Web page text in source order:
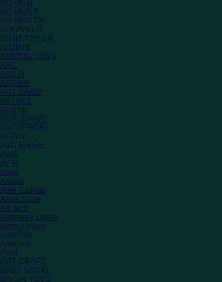
AO xIN R
AO xING R
AO xING TM
AOHANG R
AOJIA TOYS R
AOJIANI
AOMEISI TOYS
APC
AQY R
ARRMA
ART SAND
ASTREL
AUSINI
AUTODRIVE
AUTOPROFI
AUTree
AVD Models
AWG
AY R
Align
Amass
Aole Gainian
Aqua Slime
Art Tech
Artesania Latina
Atomic Heart
AutoFlier
Autotime
Axial
AЯT CRAFT
BABY SUNKI
BAI xIN TOYS